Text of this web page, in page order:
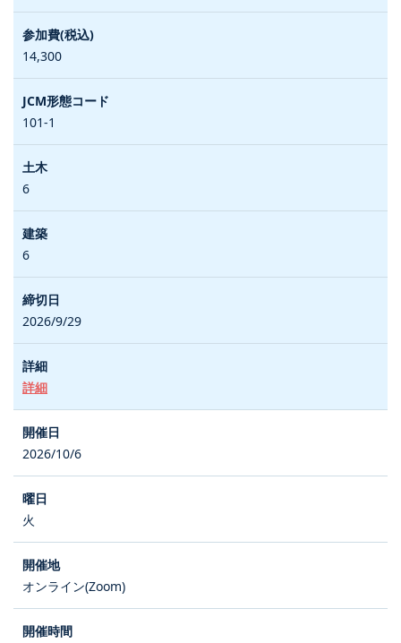
14,300
101-1
6
6
2026/9/29
詳細
2026/10/6
火
オンライン(Zoom)